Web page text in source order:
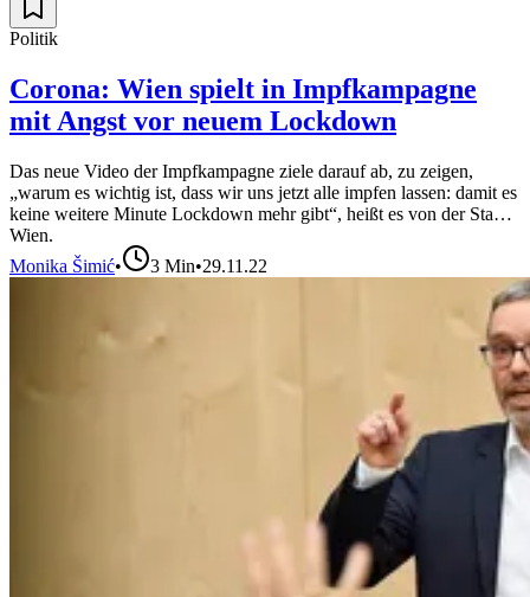
Politik
Corona: Wien spielt in Impfkampagne
mit Angst vor neuem Lockdown
Das neue Video der Impfkampagne ziele darauf ab, zu zeigen,
„warum es wichtig ist, dass wir uns jetzt alle impfen lassen: damit es
keine weitere Minute Lockdown mehr gibt“, heißt es von der Stadt
Wien.
Monika Šimić• 3 Min•29.11.22